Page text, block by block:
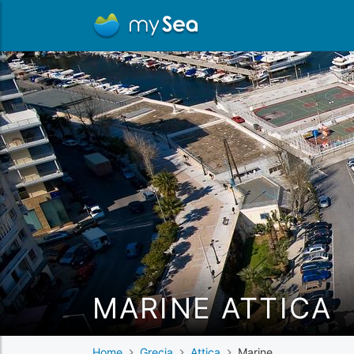
MARINE ATTICA